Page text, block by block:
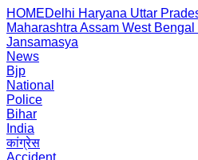
HOMEDelhi Haryana Uttar
Maharashtra Assam West Bengal
Jansamasya
News
Bjp
National
Police
Bihar
India
कांग्रेस
Accident